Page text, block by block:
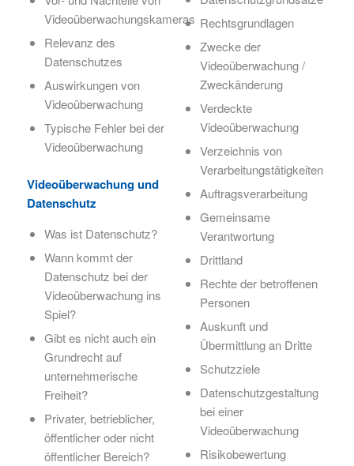
Videoüberwachungskameras
Relevanz des
Datenschutzes
Auswirkungen von
Videoüberwachung
Typische Fehler bei der
Videoüberwachung
Videoüberwachung und
Datenschutz
Was ist Datenschutz?
Wann kommt der
Datenschutz bei der
Videoüberwachung ins
Spiel?
Gibt es nicht auch ein
Grundrecht auf
unternehmerische
Freiheit?
Privater, betrieblicher,
öffentlicher oder nicht
öffentlicher Bereich?
Rechtsgrundlagen
Zwecke der
Videoüberwachung /
Zweckänderung
Verdeckte
Videoüberwachung
Verzeichnis von
Verarbeitungstätigkeiten
Auftragsverarbeitung
Gemeinsame
Verantwortung
Drittland
Rechte der betroffenen
Personen
Auskunft und
Übermittlung an Dritte
Schutzziele
Datenschutzgestaltung
bei einer
Videoüberwachung
Risikobewertung